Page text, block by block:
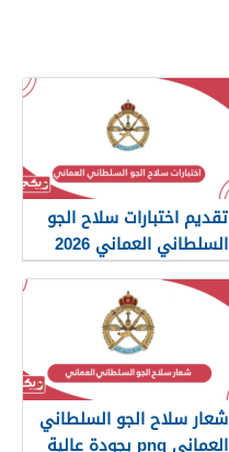
تقديم اختبارات سلاح الجو
السلطاني العماني 2026
شعار سلاح الجو السلطاني
العماني png بجودة عالية